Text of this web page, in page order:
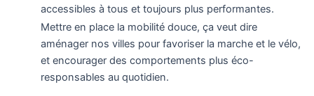
accessibles à tous et toujours plus performantes.
Mettre en place la mobilité douce, ça veut dire
aménager nos villes pour favoriser la marche et le vélo,
et encourager des comportements plus éco-
responsables au quotidien.